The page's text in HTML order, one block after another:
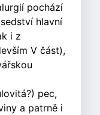
pochází
hlavní
i z
V část),
pec,
a patrně i